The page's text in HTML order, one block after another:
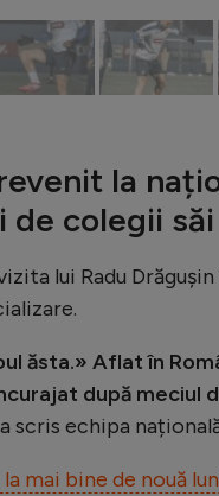
la
de colegii săi
lui Radu
ăsta.» Aflat în
după meciul
a scris echipa
mai bine de nouă